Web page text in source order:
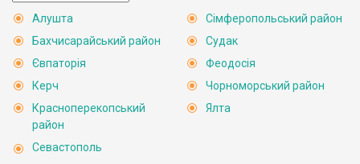
Алушта
Бахчисарайський район
Євпаторія
Керч
Красноперекопський
район
Севастополь
Сімферопольський район
Судак
Феодосія
Чорноморський район
Ялта